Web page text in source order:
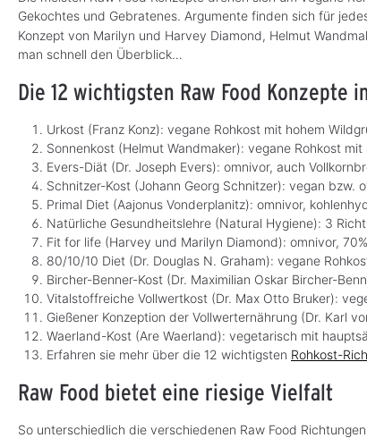
Gekochtes und Gebratenes. Argumente finden sich für
Konzept von Marilyn und Harvey Diamond, Helmut
man schnell den Überblick…
Die 12 wichtigsten Raw Food Konzepte
Urkost (Franz Konz): vegane Rohkost mit hohem
Sonnenkost (Helmut Wandmaker): vegane Rohkost
Evers-Diät (Dr. Joseph Evers): omnivor, auch
Schnitzer-Kost (Johann Georg Schnitzer): vegan
Primal Diet (Aajonus Vonderplanitz): omnivor,
Natürliche Gesundheitslehre (Natural Hygiene): 3
Fit for life (Harvey und Marilyn Diamond): omnivor,
80/10/10 Diet (Dr. Douglas N. Graham): vegane
Bircher-Benner-Kost (Dr. Maximilian Oskar Bircher-
Vitalstoffreiche Vollwertkost (Dr. Max Otto Bruker):
Gießener Konzeption der Vollwerternährung (Dr. Karl
Waerland-Kost (Are Waerland): vegetarisch mit
Erfahren sie mehr über die 12 wichtigsten Rohkost-
Raw Food bietet eine riesige Vielfalt
So unterschiedlich die verschiedenen Raw Food